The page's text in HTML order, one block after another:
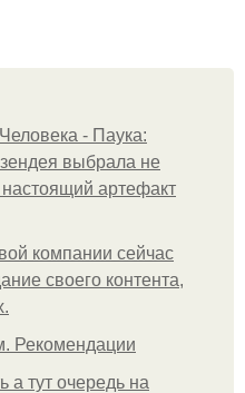
- Паука:
выбрала не
артефакт
компании сейчас
своего контента,
Рекомендации
а тут очередь на